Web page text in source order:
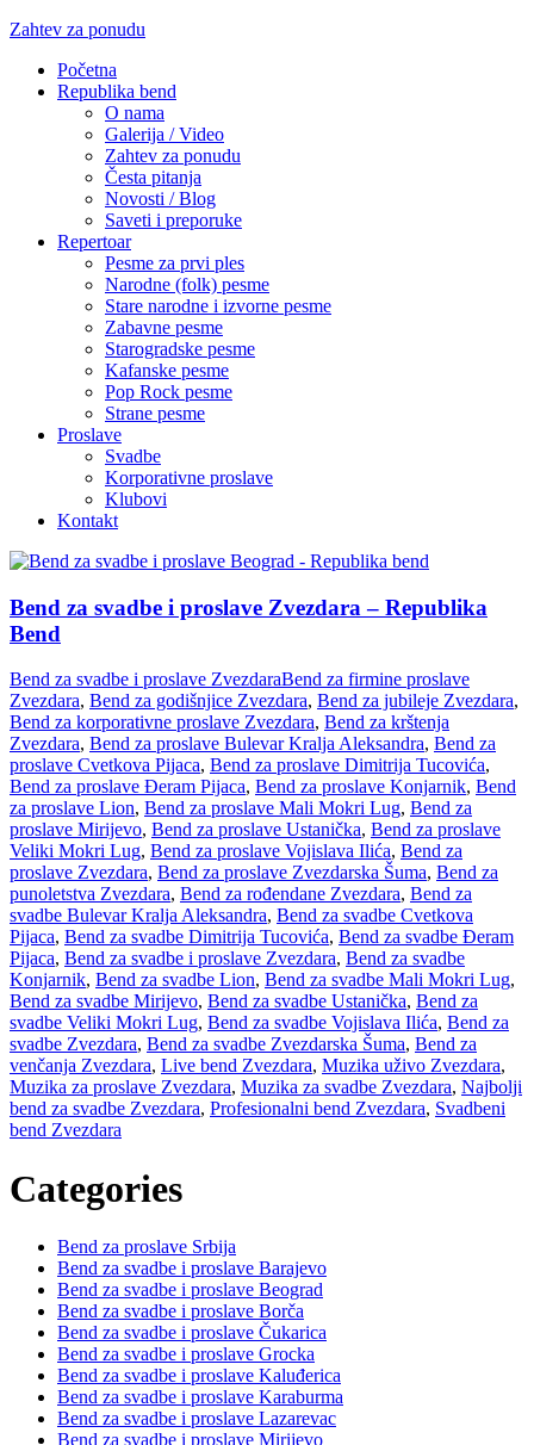
Zahtev za ponudu
Početna
Republika bend
O nama
Galerija / Video
Zahtev za ponudu
Česta pitanja
Novosti / Blog
Saveti i preporuke
Repertoar
Pesme za prvi ples
Narodne (folk) pesme
Stare narodne i izvorne pesme
Zabavne pesme
Starogradske pesme
Kafanske pesme
Pop Rock pesme
Strane pesme
Proslave
Svadbe
Korporativne proslave
Klubovi
Kontakt
Bend za svadbe i proslave Zvezdara – Republika
Bend
Bend za svadbe i proslave ZvezdaraBend za firmine proslave
Zvezdara, Bend za godišnjice Zvezdara, Bend za jubileje Zvezdara,
Bend za korporativne proslave Zvezdara, Bend za krštenja
Zvezdara, Bend za proslave Bulevar Kralja Aleksandra, Bend za
proslave Cvetkova Pijaca, Bend za proslave Dimitrija Tucovića,
Bend za proslave Đeram Pijaca, Bend za proslave Konjarnik, Bend
za proslave Lion, Bend za proslave Mali Mokri Lug, Bend za
proslave Mirijevo, Bend za proslave Ustanička, Bend za proslave
Veliki Mokri Lug, Bend za proslave Vojislava Ilića, Bend za
proslave Zvezdara, Bend za proslave Zvezdarska Šuma, Bend za
punoletstva Zvezdara, Bend za rođendane Zvezdara, Bend za
svadbe Bulevar Kralja Aleksandra, Bend za svadbe Cvetkova
Pijaca, Bend za svadbe Dimitrija Tucovića, Bend za svadbe Đeram
Pijaca, Bend za svadbe i proslave Zvezdara, Bend za svadbe
Konjarnik, Bend za svadbe Lion, Bend za svadbe Mali Mokri Lug,
Bend za svadbe Mirijevo, Bend za svadbe Ustanička, Bend za
svadbe Veliki Mokri Lug, Bend za svadbe Vojislava Ilića, Bend za
svadbe Zvezdara, Bend za svadbe Zvezdarska Šuma, Bend za
venčanja Zvezdara, Live bend Zvezdara, Muzika uživo Zvezdara,
Muzika za proslave Zvezdara, Muzika za svadbe Zvezdara, Najbolji
bend za svadbe Zvezdara, Profesionalni bend Zvezdara, Svadbeni
bend Zvezdara
Categories
Bend za proslave Srbija
Bend za svadbe i proslave Barajevo
Bend za svadbe i proslave Beograd
Bend za svadbe i proslave Borča
Bend za svadbe i proslave Čukarica
Bend za svadbe i proslave Grocka
Bend za svadbe i proslave Kaluđerica
Bend za svadbe i proslave Karaburma
Bend za svadbe i proslave Lazarevac
Bend za svadbe i proslave Mirijevo